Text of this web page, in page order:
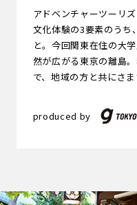
アドベンチャーツーリ
文化体験の3要素のうち
と。今回関東在住の大
然が広がる東京の離島
で、地域の方と共にさ
produced by